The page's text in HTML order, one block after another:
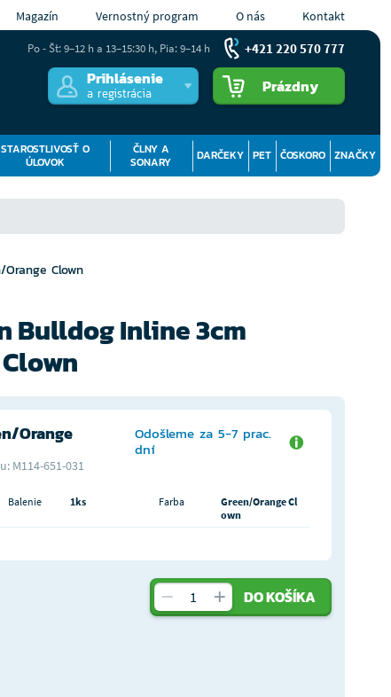
Magazín Vernostný program O nás Kontakt
Prihlásenie
a registrácia Prázdny
STAROSTLIVOSŤ O
ÚLOVOK
ČLNY A
SONARY
DARČEKY PET ČOSKORO ZNAČKY
Po - Št: 9–12 h a 13–15:30 h, Pia: 9–14 h +421 220 570 777
Clown
Bulldog Inline 3cm
Orange
M114-651-031
Odošleme za 5-7 prac.
dní
Balenie 1ks Farba
Green/Orange Cl
own
DO KOŠÍKA